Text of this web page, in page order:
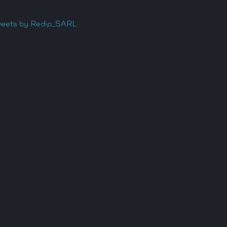
by Redip_SARL